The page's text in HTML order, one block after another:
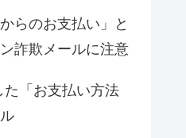
らのお支払い」と
詐欺メールに注意
「お支払い方法